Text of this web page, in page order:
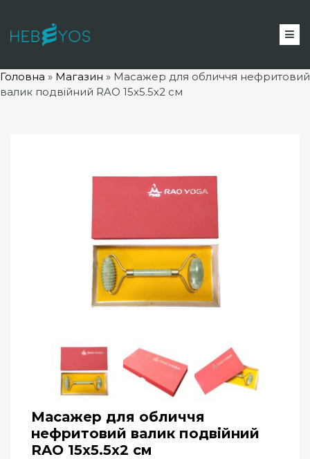
Головна » Магазин » Масажер для обличчя нефритовий
валик подвійний RAO 15х5.5х2 см
Масажер для обличчя
нефритовий валик подвійний
RAO 15х5.5х2 см